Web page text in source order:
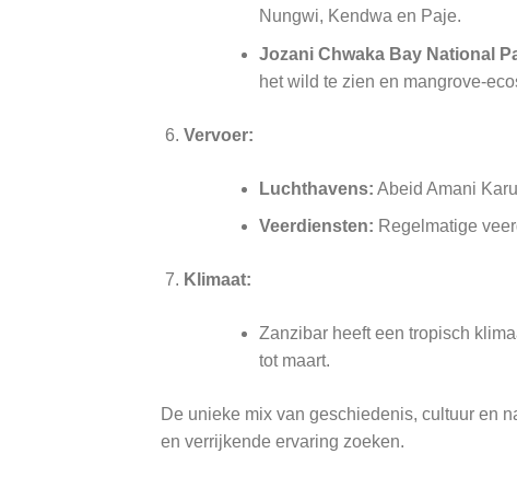
Nungwi, Kendwa en Paje.
Jozani Chwaka Bay National
het wild te zien en mangrove-
Vervoer:
Luchthavens: Abeid Amani
Veerdiensten: Regelmatige
Klimaat:
Zanzibar heeft een tropisch
tot maart.
De unieke mix van geschiedenis, cultuur en
en verrijkende ervaring zoeken.